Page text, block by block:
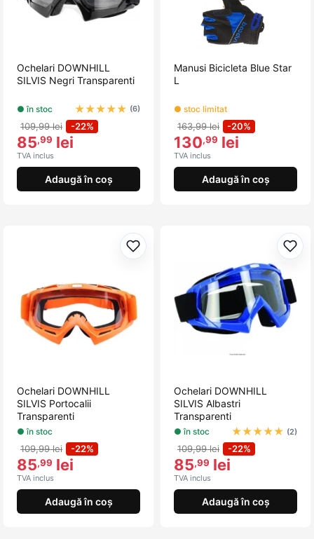
Ochelari DOWNHILL
SILVIS Negri Transparenti
● în stoc ★★★★★ (6)
109,99 lei -22%
85,99 lei
TVA inclus
Adaugă în coș
Manusi Bicicleta Blue Star
L
● stoc limitat
163,99 lei -20%
130,99 lei
TVA inclus
Adaugă în coș
Adaugă la favorite
Ochelari DOWNHILL
SILVIS Portocalii
Transparenti
● în stoc
109,99 lei -22%
85,99 lei
TVA inclus
Adaugă în coș
Ochelari DOWNHILL
SILVIS Albastri
Transparenti
● în stoc ★★★★★ (2)
109,99 lei -22%
85,99 lei
TVA inclus
Adaugă în coș